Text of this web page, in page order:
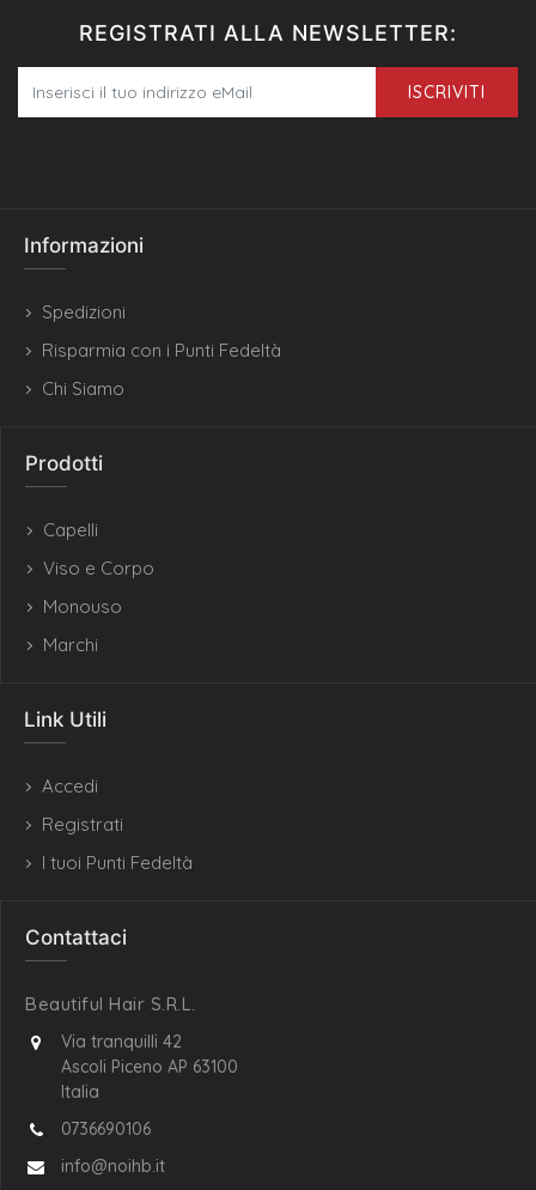
REGISTRATI ALLA NEWSLETTER:
ISCRIVITI
Informazioni
Spedizioni
Risparmia con i Punti Fedeltà
Chi Siamo
Prodotti
Capelli
Viso e Corpo
Monouso
Marchi
Link Utili
Accedi
Registrati
I tuoi Punti Fedeltà
Contattaci
Beautiful Hair S.R.L.
Via tranquilli 42
Ascoli Piceno AP 63100
Italia
0736690106
info@noihb.it